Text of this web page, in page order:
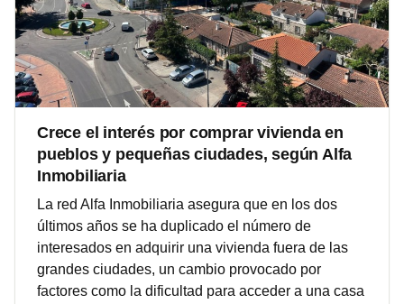
Crece el interés por comprar vivienda en
pueblos y pequeñas ciudades, según Alfa
Inmobiliaria
La red Alfa Inmobiliaria asegura que en los dos
últimos años se ha duplicado el número de
interesados en adquirir una vivienda fuera de las
grandes ciudades, un cambio provocado por
factores como la dificultad para acceder a una casa